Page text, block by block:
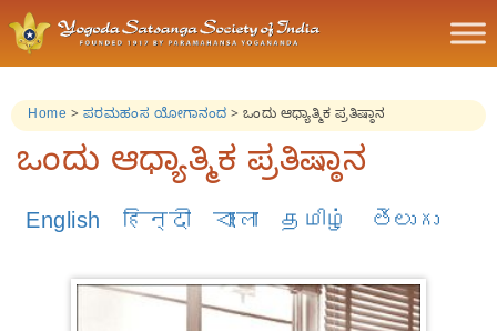
Home > ಪರಮಹಂಸ ಯೋಗಾನಂದ > ಒಂದು ಆಧ್ಯಾತ್ಮಿಕ ಪ್ರತಿಷ್ಠಾನ
ಒಂದು ಆಧ್ಯಾತ್ಮಿಕ ಪ್ರತಿಷ್ಠಾನ
English हिन्दी বাংলা தமிழ் తెలుగు